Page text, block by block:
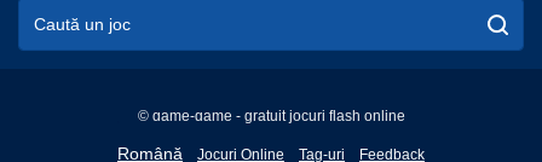
© game-game - gratuit jocuri flash online
Română
English
Jocuri Online Tag-uri Feedback